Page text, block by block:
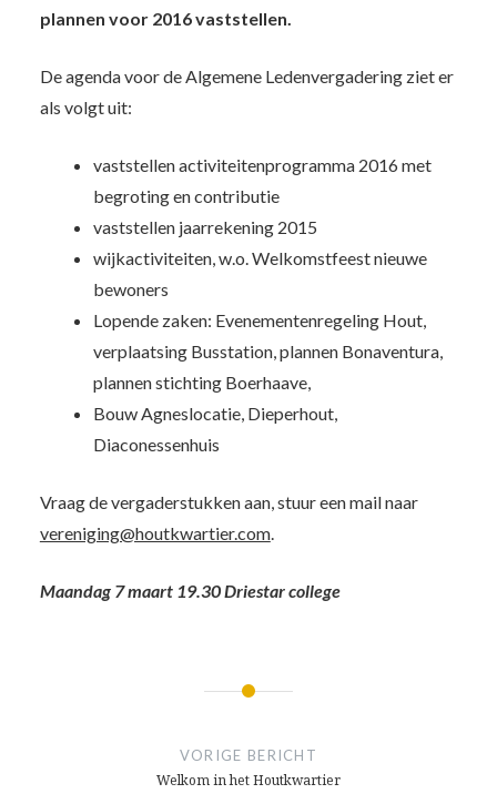
plannen voor 2016 vaststellen.
De agenda voor de Algemene Ledenvergadering ziet er
als volgt uit:
vaststellen activiteitenprogramma 2016 met
begroting en contributie
vaststellen jaarrekening 2015
wijkactiviteiten, w.o. Welkomstfeest nieuwe
bewoners
Lopende zaken: Evenementenregeling Hout,
verplaatsing Busstation, plannen Bonaventura,
plannen stichting Boerhaave,
Bouw Agneslocatie, Dieperhout,
Diaconessenhuis
Vraag de vergaderstukken aan, stuur een mail naar
vereniging@houtkwartier.com.
Maandag 7 maart 19.30 Driestar college
VORIGE BERICHT
Welkom in het Houtkwartier